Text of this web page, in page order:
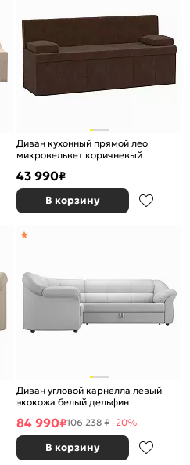
Диван кухонный прямой лео
микровельвет коричневый
43 990₽
В корзину
Диван угловой карнелла левый
экокожа белый дельфин
84 990₽106 238 ₽-20%
В корзину